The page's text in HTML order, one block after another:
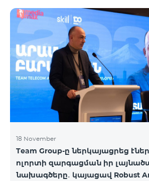
18 November
Team Group-ը ներկայացրեց
ոլորտի զարգացման իր
նախագծերը․ կայացավ Robust